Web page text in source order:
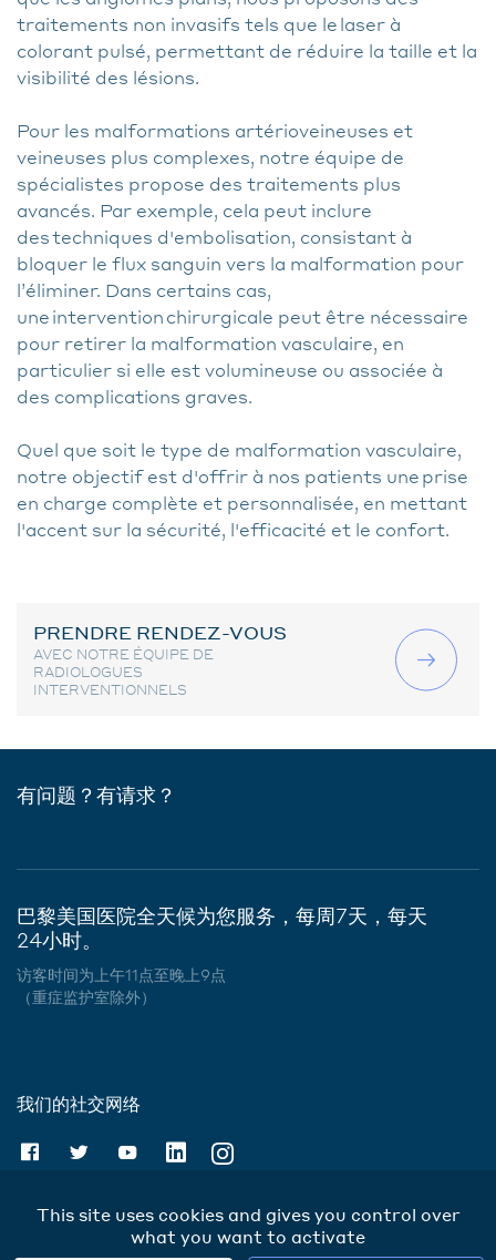
traitements non invasifs tels que le laser à
colorant pulsé, permettant de réduire la taille et la
visibilité des lésions.
Pour les malformations artérioveineuses et
veineuses plus complexes, notre équipe de
spécialistes propose des traitements plus
avancés. Par exemple, cela peut inclure
des techniques d'embolisation, consistant à
bloquer le flux sanguin vers la malformation pour
l’éliminer. Dans certains cas,
une intervention chirurgicale peut être nécessaire
pour retirer la malformation vasculaire, en
particulier si elle est volumineuse ou associée à
des complications graves.
Quel que soit le type de malformation vasculaire,
notre objectif est d'offrir à nos patients une prise
en charge complète et personnalisée, en mettant
l'accent sur la sécurité, l'efficacité et le confort.
PRENDRE RENDEZ-VOUS
AVEC NOTRE ÉQUIPE DE
RADIOLOGUES
INTERVENTIONNELS
有问题？有请求？
巴黎美国医院全天候为您服务，每周7天，每天
24小时。
访客时间为上午11点至晚上9点
（重症监护室除外）
我们的社交网络
Cookies
This site uses cookies and gives you control over
what you want to activate